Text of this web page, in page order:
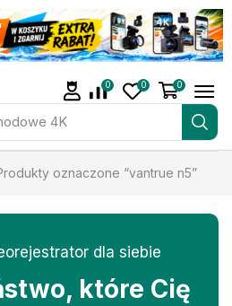
4K
0 0 0
oznaczone “vantrue n5”
dla siebie
które Cię